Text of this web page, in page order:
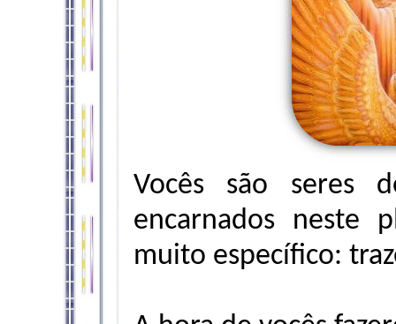
Vocês são seres
encarnados neste
muito específico: